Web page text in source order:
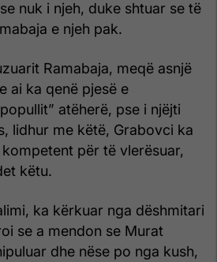
nuk i njeh, duke shtuar se të
e njeh pak.
Ramabaja, meqë asnjë
ai ka qenë pjesë e
atëherë, pse i njëjti
lidhur me këtë, Grabovci ka
për të vlerësuar,
këtu.
ka kërkuar nga dëshmitari
se a mendon se Murat
dhe nëse po nga kush,